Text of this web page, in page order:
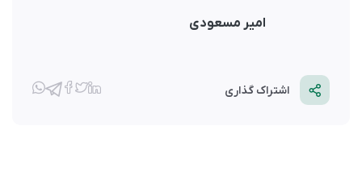
امیر مسعودی
اشتراک گذاری